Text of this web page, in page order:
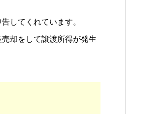
してくれています。
却をして譲渡所得が発生